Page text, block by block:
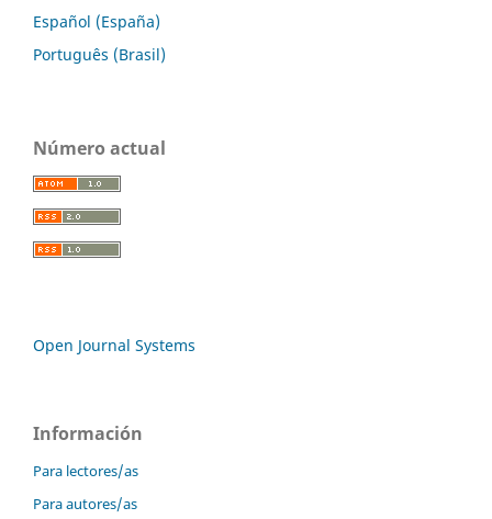
Español (España)
Português (Brasil)
Número actual
Open Journal Systems
Información
Para lectores/as
Para autores/as